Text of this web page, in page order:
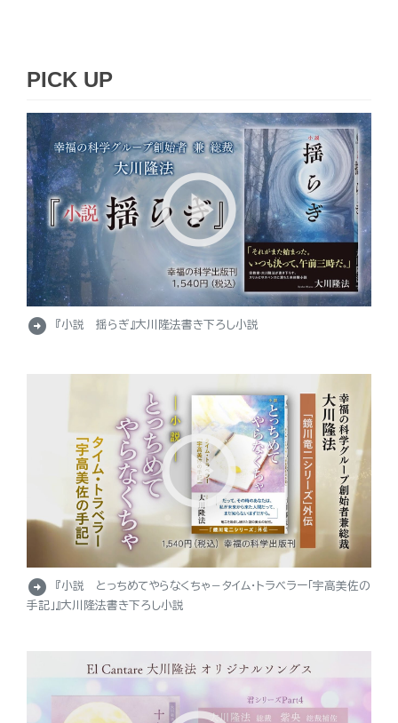
PICK UP
arrow_circle_right 『小説 揺らぎ』大川隆法書き下ろし小説
arrow_circle_right
『小説 とっちめてやらなくちゃ－タイム・トラベラー「宇高美佐の
手記」』大川隆法書き下ろし小説